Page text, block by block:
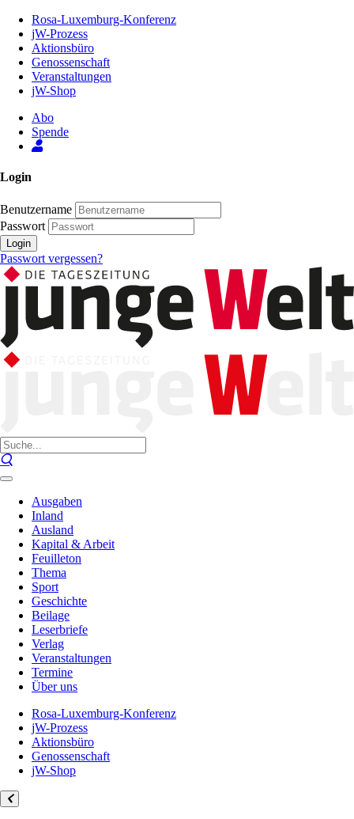
Inhalt
Seite
Rosa-Luxemburg-Konferenz
jW-Prozess
Aktionsbüro
Genossenschaft
Veranstaltungen
jW-Shop
Abo
Spende
Login
Benutzername
Passwort
Login
Passwort vergessen?
Ausgaben
Inland
Ausland
Kapital & Arbeit
Feuilleton
Thema
Sport
Geschichte
Beilage
Leserbriefe
Verlag
Veranstaltungen
Termine
Über uns
Rosa-Luxemburg-Konferenz
jW-Prozess
Aktionsbüro
Genossenschaft
jW-Shop